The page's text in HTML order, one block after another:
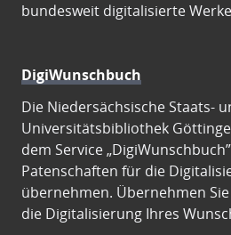
bundesweit digitalisierte
DigiWunschbuch
Die Niedersächsische Staats-
Universitätsbibliothek
dem Service
Patenschaften für die
übernehmen. Übernehmen
die Digitalisierung Ihres